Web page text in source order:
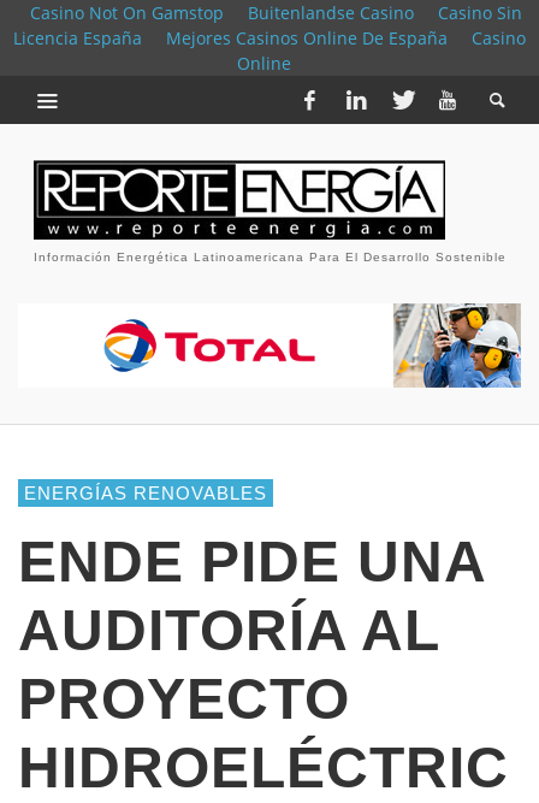
Casino Not On Gamstop Buitenlandse Casino
Casino Sin
Licencia España
Mejores Casinos Online De España
Casino
Online
Información Energética Latinoamericana Para El Desarrollo Sostenible
ENERGÍAS RENOVABLES
ENDE PIDE UNA
AUDITORÍA AL
PROYECTO
HIDROELÉCTRIC